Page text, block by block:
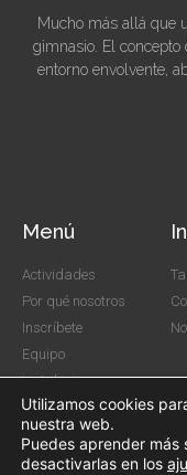
Mucho más allá que
gimnasio. El concepto
entorno envolvente,
Menú
Actividades
Por qué nosotros
Inscríbete
Equipo
Instalaciones
Utilizamos cookies
nuestra web.
Puedes aprender más
desactivarlas en los